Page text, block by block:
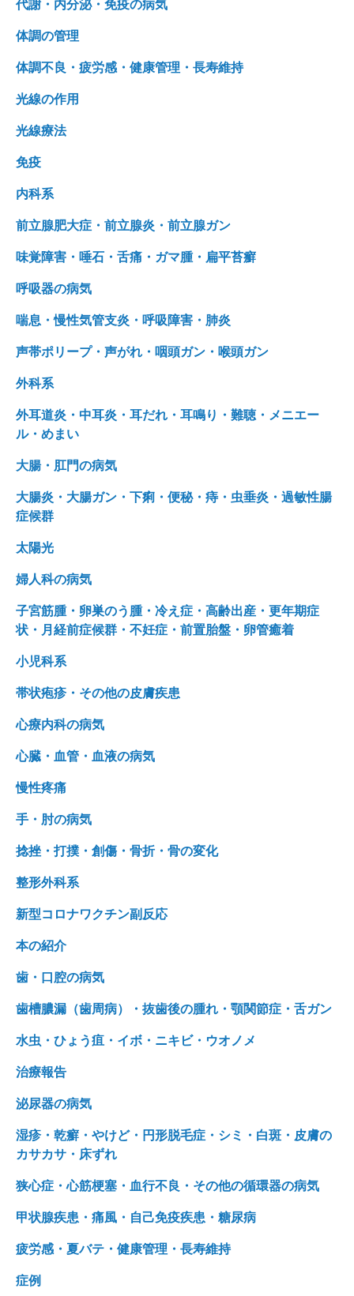
代謝・内分泌・免疫の病気
体調の管理
体調不良・疲労感・健康管理・長寿維持
光線の作用
光線療法
免疫
内科系
前立腺肥大症・前立腺炎・前立腺ガン
味覚障害・唾石・舌痛・ガマ腫・扁平苔癬
呼吸器の病気
喘息・慢性気管支炎・呼吸障害・肺炎
声帯ポリープ・声がれ・咽頭ガン・喉頭ガン
外科系
外耳道炎・中耳炎・耳だれ・耳鳴り・難聴・メニエー
ル・めまい
大腸・肛門の病気
大腸炎・大腸ガン・下痢・便秘・痔・虫垂炎・過敏性腸
症候群
太陽光
婦人科の病気
子宮筋腫・卵巣のう腫・冷え症・高齢出産・更年期症
状・月経前症候群・不妊症・前置胎盤・卵管癒着
小児科系
帯状疱疹・その他の皮膚疾患
心療内科の病気
心臓・血管・血液の病気
慢性疼痛
手・肘の病気
捻挫・打撲・創傷・骨折・骨の変化
整形外科系
新型コロナワクチン副反応
本の紹介
歯・口腔の病気
歯槽膿漏（歯周病）・抜歯後の腫れ・顎関節症・舌ガン
水虫・ひょう疽・イボ・ニキビ・ウオノメ
治療報告
泌尿器の病気
湿疹・乾癬・やけど・円形脱毛症・シミ・白斑・皮膚の
カサカサ・床ずれ
狭心症・心筋梗塞・血行不良・その他の循環器の病気
甲状腺疾患・痛風・自己免疫疾患・糖尿病
疲労感・夏バテ・健康管理・長寿維持
症例